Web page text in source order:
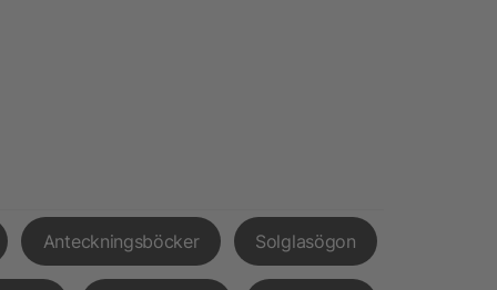
Anteckningsböcker Solglasögon